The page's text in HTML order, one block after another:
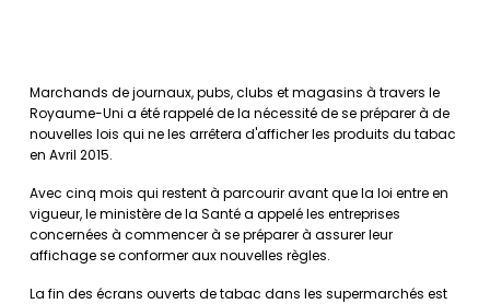
Marchands de journaux, pubs, clubs et magasins à travers le
Royaume-Uni a été rappelé de la nécessité de se préparer à de
nouvelles lois qui ne les arrêtera d'afficher les produits du tabac
en Avril 2015.
Avec cinq mois qui restent à parcourir avant que la loi entre en
vigueur, le ministère de la Santé a appelé les entreprises
concernées à commencer à se préparer à assurer leur
affichage se conformer aux nouvelles règles.
La fin des écrans ouverts de tabac dans les supermarchés est